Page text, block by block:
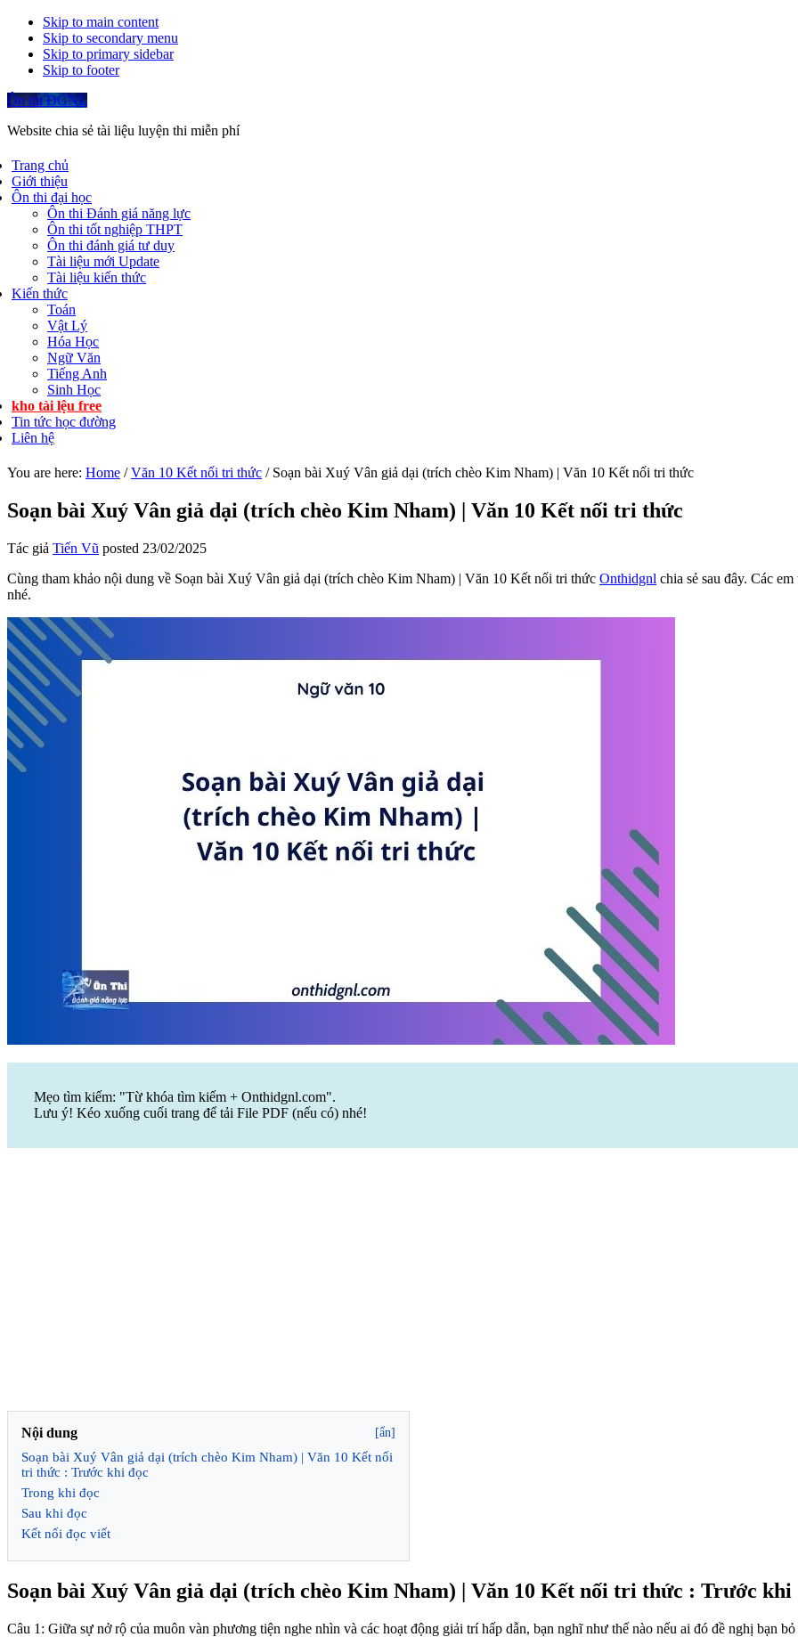
Skip to main content
Skip to secondary menu
Skip to primary sidebar
Skip to footer
Ôn thi ĐGNL
Website chia sẻ tài liệu luyện thi miễn phí
Trang chủ
Giới thiệu
Ôn thi đại học
Ôn thi Đánh giá năng lực
Ôn thi tốt nghiệp THPT
Ôn thi đánh giá tư duy
Tài liệu mới Update
Tài liệu kiến thức
Kiến thức
Toán
Vật Lý
Hóa Học
Ngữ Văn
Tiếng Anh
Sinh Học
kho tài lệu free
Tin tức học đường
Liên hệ
You are here: Home / Văn 10 Kết nối tri thức /Soạn bài Xuý Vân giả dại (trích chèo Kim Nham) | Văn 10 Kết nối tri thức
Soạn bài Xuý Vân giả dại (trích chèo Kim Nham) | Văn 10 Kết nối tri thức
Tác giả Tiến Vũ posted 23/02/2025
Cùng tham khảo nội dung về Soạn bài Xuý Vân giả dại (trích chèo Kim Nham) | Văn 10 Kết nối tri thức Onthidgnl chia sẻ sau đây. Các
nhé.
Mẹo tìm kiếm: "Từ khóa tìm kiếm + Onthidgnl.com".
Lưu ý! Kéo xuống cuối trang để tải File PDF (nếu có) nhé!
Nội dung [ẩn]
Soạn bài Xuý Vân giả dại (trích chèo Kim Nham) | Văn 10 Kết nối
tri thức : Trước khi đọc
Trong khi đọc
Sau khi đọc
Kết nối đọc viết
Soạn bài Xuý Vân giả dại (trích chèo Kim Nham) | Văn 10 Kết nối tri thức : Trước khi
Câu 1: Giữa sự nở rộ của muôn vàn phương tiện nghe nhìn và các hoạt động giải trí hấp dẫn, bạn nghĩ như thế nào nếu ai đó đề nghị bạn